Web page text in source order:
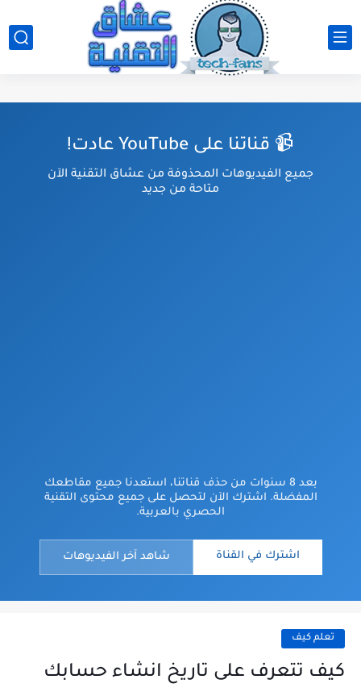
📹 قناتنا على YouTube عادت!
جميع الفيديوهات المحذوفة من عشاق التقنية الآن
متاحة من جديد
بعد 8 سنوات من حذف قناتنا، استعدنا جميع مقاطعك
المفضلة. اشترك الآن لتحصل على جميع محتوى التقنية
الحصري بالعربية.
اشترك في القناة شاهد آخر الفيديوهات
تعلم كيف
كيف تتعرف على تاريخ انشاء حسابك